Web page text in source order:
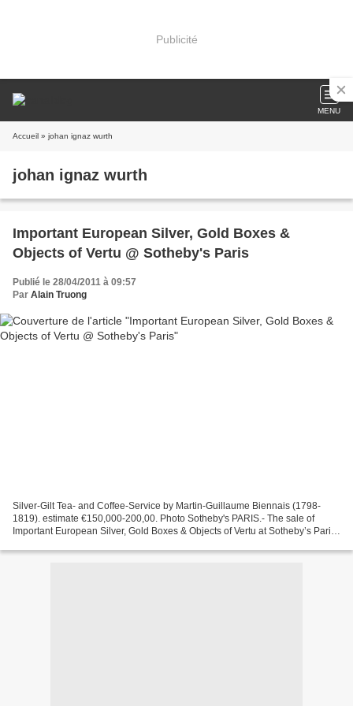
Publicité
MENU
Accueil » johan ignaz wurth
johan ignaz wurth
Important European Silver, Gold Boxes &
Objects of Vertu @ Sotheby's Paris
Publié le 28/04/2011 à 09:57
Par Alain Truong
Silver-Gilt Tea- and Coffee-Service by Martin-Guillaume Biennais (1798-
1819). estimate €150,000-200,00. Photo Sotheby's PARIS.- The sale of
Important European Silver, Gold Boxes & Objects of Vertu at Sotheby’s Paris